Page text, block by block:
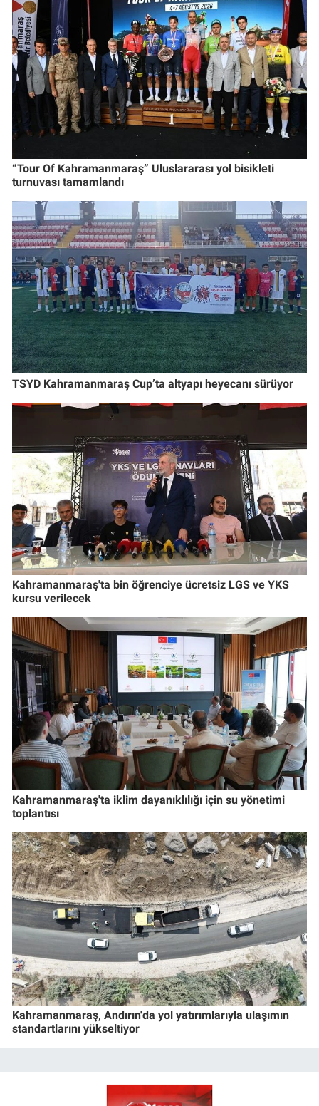
“Tour Of Kahramanmaraş” Uluslararası yol bisikleti
turnuvası tamamlandı
TSYD Kahramanmaraş Cup’ta altyapı heyecanı sürüyor
Kahramanmaraş'ta bin öğrenciye ücretsiz LGS ve YKS
kursu verilecek
Kahramanmaraş'ta iklim dayanıklılığı için su yönetimi
toplantısı
Kahramanmaraş, Andırın'da yol yatırımlarıyla ulaşımın
standartlarını yükseltiyor